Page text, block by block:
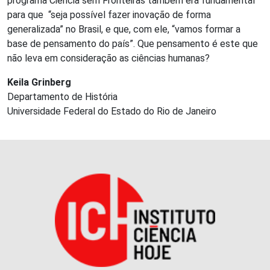
para que “seja possível fazer inovação de forma
generalizada” no Brasil, e que, com ele, “vamos formar a
base de pensamento do país”. Que pensamento é este que
não leva em consideração as ciências humanas?
Keila Grinberg
Departamento de História
Universidade Federal do Estado do Rio de Janeiro